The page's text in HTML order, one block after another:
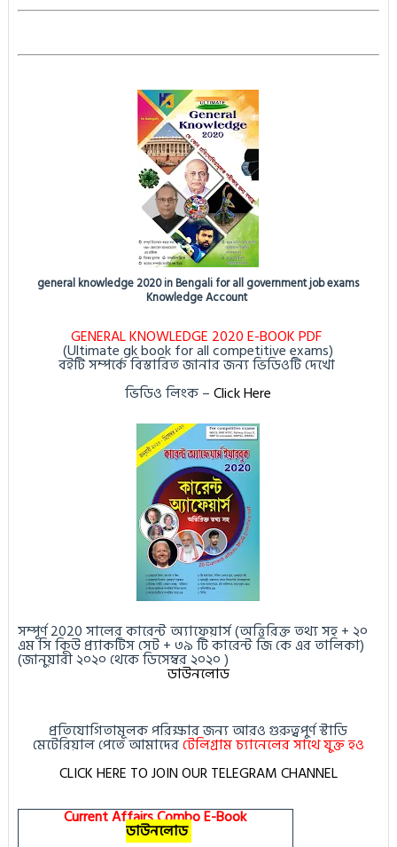
general knowledge 2020 in Bengali for all government job exams
Knowledge Account
GENERAL KNOWLEDGE 2020 E-BOOK PDF
(Ultimate gk book for all competitive exams)
বইটি সম্পর্কে বিস্তারিত জানার জন্য ভিডিওটি দেখো
ভিডিও লিংক–Click Here
সম্পূর্ণ 2020 সালের কারেন্ট অ্যাফেয়ার্স (অত্তিরিক্ত তথ্য সহ + ২০
এম সি কিউ প্র্যাকটিস সেট + ৩৯ টি কারেন্ট জি কে এর তালিকা)
(জানুয়ারী ২০২০ থেকে ডিসেম্বর ২০২০ )
ডাউনলোড
প্রতিযোগিতামূলক পরিক্ষার জন্য আরও গুরুত্বপুর্ণ স্টাডি
মেটেরিয়াল পেতে আমাদেরটেলিগ্রাম চ্যানেলের সাথে যুক্ত হও
CLICK HERE TO JOIN OUR TELEGRAM CHANNEL
Current Affairs Combo E-Book
ডাউনলোড